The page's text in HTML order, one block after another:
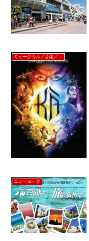
ミュージカル／音楽／ショー
ニューヨーク